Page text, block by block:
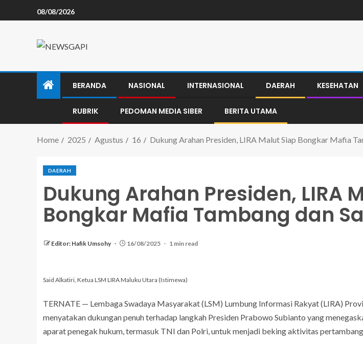
08/08/2026
BERANDA NASIONAL INTERNASIONAL DAERAH KESEHATAN
RUBRIK PEDOMAN MEDIA SIBER BERITA UTAMA
Home 2025 Agustus 16 Dukung Arahan Presiden, LIRA Malut Siap Bongkar Mafia
DAERAH
Dukung Arahan Presiden, LIRA
Bongkar Mafia Tambang dan
Editor: Hafik Umsohy 16/08/2025 1 min read
Said Alkatiri, Ketua LSM LIRA Maluku Utara (Istimewa)
TERNATE — Lembaga Swadaya Masyarakat (LSM) Lumbung Informasi Rakyat (LIRA)
menyatakan dukungan penuh terhadap langkah Presiden Prabowo Subianto yang
aparat penegak hukum, termasuk TNI dan Polri, untuk menjadi beking aktivitas